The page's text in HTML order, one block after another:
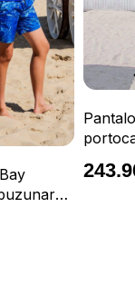
băieți Vulcano
cu buzunare cu